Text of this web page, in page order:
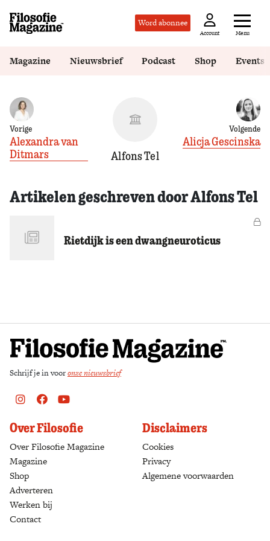
Word abonnee
Account Menu
Magazine Nieuwsbrief Podcast Shop Events
Vorige
Alexandra van
Ditmars
Alfons Tel
Volgende
Alicja Gescinska
Artikelen geschreven door Alfons Tel
Rietdijk is een dwangneuroticus
Schrijf je in vooronze nieuwsbrief
Instagram
FacebookYoutube
Over Filosofie
Over Filosofie Magazine
Magazine
Shop
Adverteren
Werken bij
Contact
Disclaimers
Cookies
Privacy
Algemene voorwaarden